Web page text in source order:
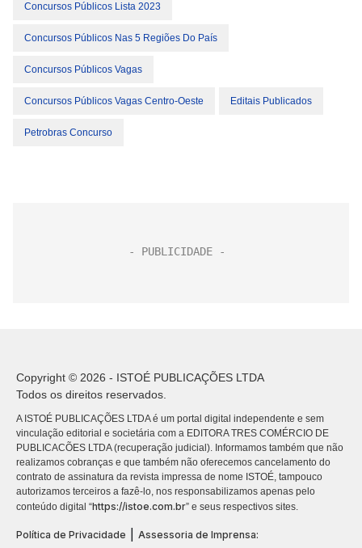
Concursos Públicos Lista 2023
Concursos Públicos Nas 5 Regiões Do País
Concursos Públicos Vagas
Concursos Públicos Vagas Centro-Oeste Editais Publicados
Petrobras Concurso
Copyright © 2026 - ISTOÉ PUBLICAÇÕES LTDA
Todos os direitos reservados.
A ISTOÉ PUBLICAÇÕES LTDA é um portal digital independente e sem
vinculação editorial e societária com a EDITORA TRES COMÉRCIO DE
PUBLICACÕES LTDA (recuperação judicial). Informamos também que não
realizamos cobranças e que também não oferecemos cancelamento do
contrato de assinatura da revista impressa de nome ISTOÉ, tampouco
autorizamos terceiros a fazê-lo, nos responsabilizamos apenas pelo
conteúdo digital “https://istoe.com.br” e seus respectivos sites.
Política de Privacidade Assessoria de Imprensa: